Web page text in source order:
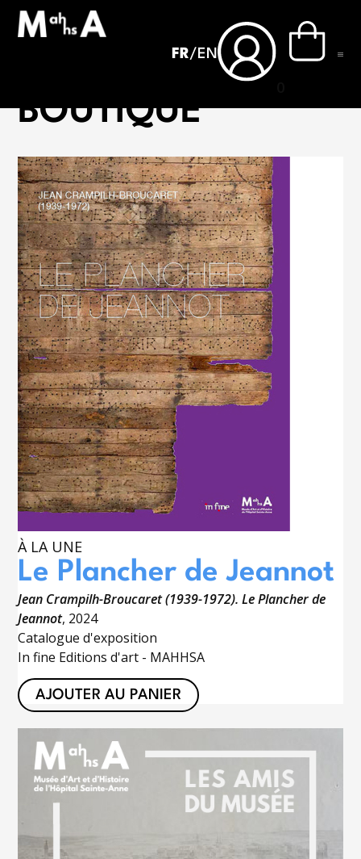
FR/ EN
BOUTIQUE
À LA UNE
Le Plancher de Jeannot
Jean Crampilh-Broucaret (1939-1972). Le Plancher de
Jeannot, 2024
Catalogue d'exposition
In fine Editions d'art - MAHHSA
AJOUTER AU PANIER